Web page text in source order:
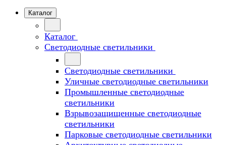
Каталог
Каталог
Светодиодные светильники
Светодиодные светильники
Уличные светодиодные светильники
Промышленные светодиодные
светильники
Взрывозащищенные светодиодные
светильники
Парковые светодиодные светильники